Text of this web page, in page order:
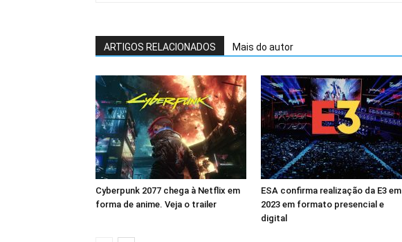
ARTIGOS RELACIONADOS Mais do autor
Cyberpunk 2077 chega à Netflix em
forma de anime. Veja o trailer
ESA confirma realização da E3 em
2023 em formato presencial e
digital